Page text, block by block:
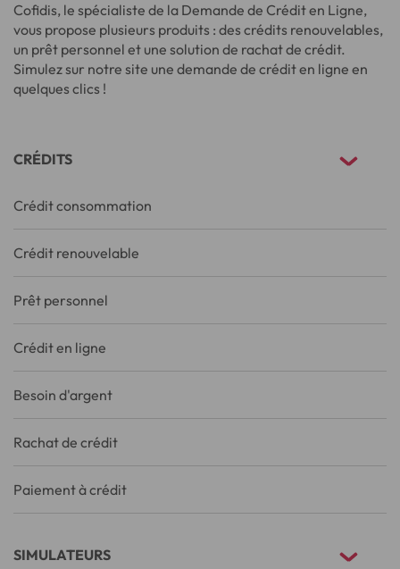
Cofidis, le spécialiste de la Demande de Crédit en Ligne,
vous propose plusieurs produits : des crédits renouvelables,
un prêt personnel et une solution de rachat de crédit.
Simulez sur notre site une demande de crédit en ligne en
quelques clics !
CRÉDITS
Crédit consommation
Crédit renouvelable
Prêt personnel
Crédit en ligne
Besoin d'argent
Rachat de crédit
Paiement à crédit
SIMULATEURS